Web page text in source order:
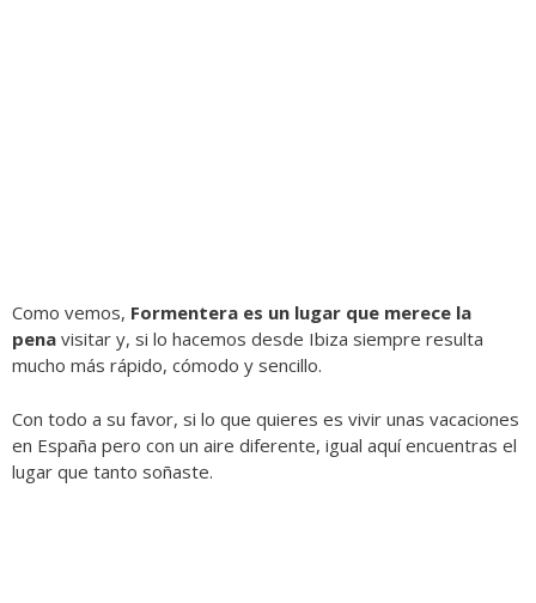
Como vemos, Formentera es un lugar que merece la
pena visitar y, si lo hacemos desde Ibiza siempre resulta
mucho más rápido, cómodo y sencillo.
Con todo a su favor, si lo que quieres es vivir unas vacaciones
en España pero con un aire diferente, igual aquí encuentras el
lugar que tanto soñaste.